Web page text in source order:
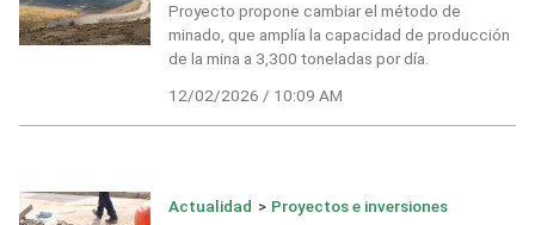
Proyecto propone cambiar el método de
minado, que amplía la capacidad de producción
de la mina a 3,300 toneladas por día.
12/02/2026 / 10:09 AM
Actualidad > Proyectos e inversiones